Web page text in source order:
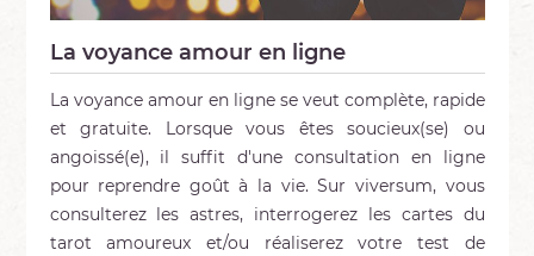
La voyance amour en ligne
La voyance amour en ligne se veut complète, rapide
et gratuite. Lorsque vous êtes soucieux(se) ou
angoissé(e), il suffit d'une consultation en ligne
pour reprendre goût à la vie. Sur viversum, vous
consulterez les astres, interrogerez les cartes du
tarot amoureux et/ou réaliserez votre test de